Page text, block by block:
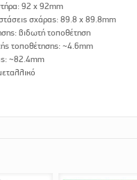
92 x 92mm
σχάρας: 89.8 x 89.8mm
βιδωτή τοποθέτηση
τοποθέτησης: ~4.6mm
~82.4mm